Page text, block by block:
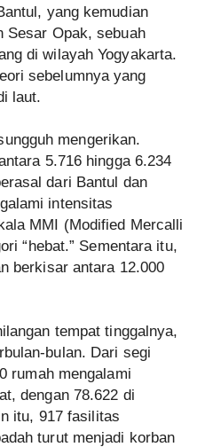
yang kemudian
Sesar Opak, sebuah
di wilayah Yogyakarta.
sebelumnya yang
laut.
mengerikan.
5.716 hingga 6.234
dari Bantul dan
intensitas
MMI (Modified Mercalli
“hebat.” Sementara itu,
berkisar antara 12.000
tempat tinggalnya,
bulan. Dari segi
rumah mengalami
dengan 78.622 di
itu, 917 fasilitas
turut menjadi korban